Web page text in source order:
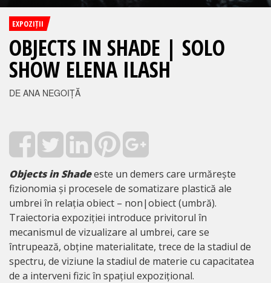
EXPOZIȚII
OBJECTS IN SHADE | SOLO
SHOW ELENA ILASH
DE ANA NEGOIȚĂ
Objects in Shadeeste un demers care urmărește
fizionomia și procesele de somatizare plastică ale
umbrei în relația obiect – non|obiect (umbră).
Traiectoria expoziției introduce privitorul în
mecanismul de vizualizare al umbrei, care se
întrupează, obține materialitate, trece de la stadiul de
spectru, de viziune la stadiul de materie cu capacitatea
de a interveni fizic în spațiul expozițional.